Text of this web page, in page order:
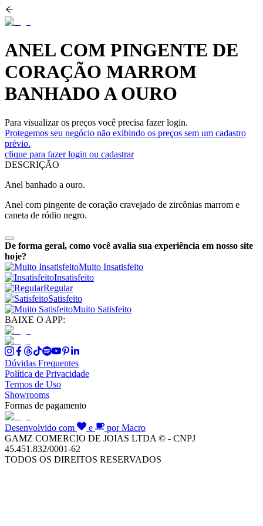
ANEL COM PINGENTE DE
CORAÇÃO MARROM
BANHADO A OURO
Para visualizar os preços você precisa fazer login.
Protegemos seu negócio não exibindo os preços sem um cadastro
prévio.
clique para fazer login ou cadastrar
DESCRIÇÃO
Anel banhado a ouro.
Anel com pingente de coração cravejado de zircônias marrom e
caneta de ródio negro.
De forma geral, como você avalia sua experiência em nosso site
hoje?
Muito Insatisfeito
Insatisfeito
Regular
Satisfeito
Muito Satisfeito
BAIXE O APP:
Dúvidas Frequentes
Política de Privacidade
Termos de Uso
Showrooms
Formas de pagamento
Desenvolvido com e
por Macro
GAMZ COMERCIO DE JOIAS LTDA © - CNPJ
45.451.832/0001-62
TODOS OS DIREITOS RESERVADOS